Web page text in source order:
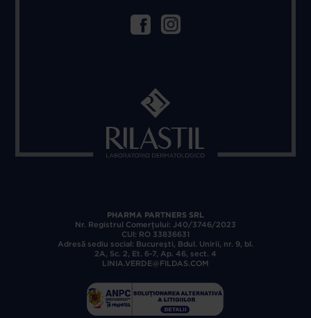
PHARMA PARTNERS SRL
Nr. Registrul Comerţului: J40/3746/2023
CUI: RO 33836631
Adresă sediu social: Bucureşti, Bdul. Unirii, nr. 9, bl.
2A, Sc. 2, Et. 6-7, Ap. 46, sect. 4
LINIA.VERDE@FILDAS.COM